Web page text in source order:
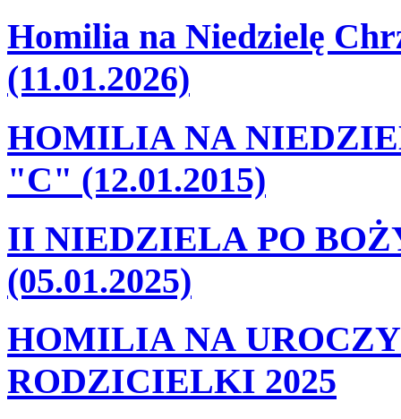
Homilia na Niedzielę
(11.01.2026)
HOMILIA NA
"C" (12.01.2015)
II NIEDZIELA PO
(05.01.2025)
HOMILIA NA
RODZICIELKI 2025